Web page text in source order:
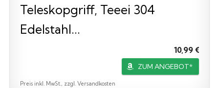
Teleskopgriff, Teeei 304
Edelstahl...
10,99 €
ZUM ANGEBOT*
Preis inkl. MwSt., zzgl. Versandkosten